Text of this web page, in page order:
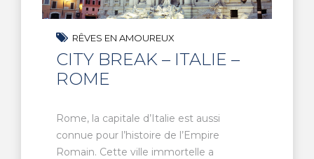
RÊVES EN AMOUREUX
CITY BREAK – ITALIE –
ROME
Rome, la capitale d’Italie est aussi
connue pour l’histoire de l’Empire
Romain. Cette ville immortelle a